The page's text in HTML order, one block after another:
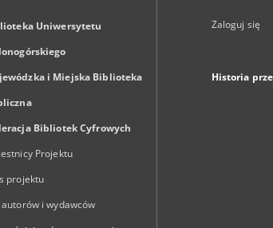
Uniwersytetu
i Miejska Biblioteka
Bibliotek Cyfrowych
Projektu
projektu
autorów i wydawców
Zaloguj się
Historia